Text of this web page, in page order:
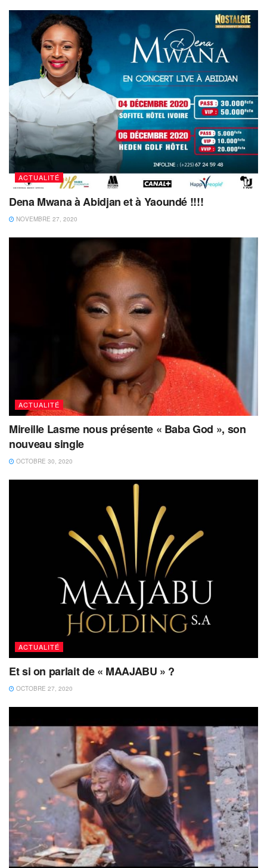
ACTUALITÉ
Dena Mwana à Abidjan et à Yaoundé !!!!
NOVEMBRE 27, 2020
ACTUALITÉ
Mireille Lasme nous présente « Baba God », son
nouveau single
OCTOBRE 30, 2020
ACTUALITÉ
Et si on parlait de « MAAJABU » ?
OCTOBRE 27, 2020